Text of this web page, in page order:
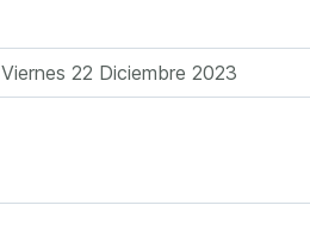
Viernes 22 Diciembre 2023